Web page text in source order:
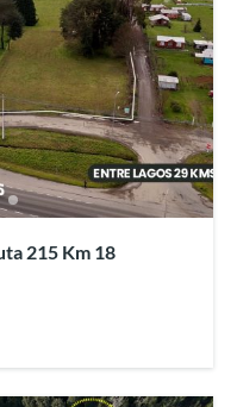
215 Km 18